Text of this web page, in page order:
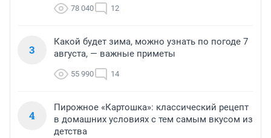
78 040 12
3
Какой будет зима, можно узнать по погоде 7
августа, — важные приметы
55 990 14
4
Пирожное «Картошка»: классический рецепт
в домашних условиях с тем самым вкусом из
детства